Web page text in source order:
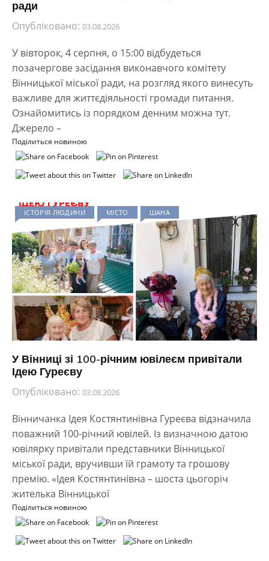
ради
Опубліковано: 03.08.2026
У вівторок, 4 серпня, о 15:00 відбудеться
позачергове засідання виконавчого комітету
Вінницької міської ради, на розгляд якого винесуть
важливе для життєдіяльності громади питання.
Ознайомитись із порядком денним можна тут.
Джерело –
Поділиться новиною
ІСТОРІЯ ЛЮДИНИ МІСТО ШАНА
У Вінниці зі 100-річним ювілеєм привітали
Ідею Гуреєву
Опубліковано: 03.08.2026
Вінничанка Ідея Костянтинівна Гуреєва відзначила
поважний 100-річний ювілей. Із визначною датою
ювілярку привітали представники Вінницької
міської ради, вручивши їй грамоту та грошову
премію. «Ідея Костянтинівна – шоста цьогоріч
жителька Вінницької
Поділиться новиною